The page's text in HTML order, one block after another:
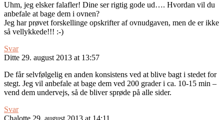
Uhm, jeg elsker falafler! Dine ser rigtig gode ud…. Hvordan vil du
anbefale at bage dem i ovnen?
Jeg har prøvet forskellinge opskrifter af ovnudgaven, men de er ikke
så vellykkede!!! :-)
Svar
Ditte 29. august 2013 at 13:57
De får selvfølgelig en anden konsistens ved at blive bagt i stedet for
stegt. Jeg vil anbefale at bage dem ved 200 grader i ca. 10-15 min –
vend dem undervejs, så de bliver sprøde på alle sider.
Svar